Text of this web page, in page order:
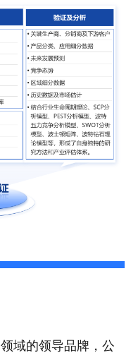
域的领导品牌，公